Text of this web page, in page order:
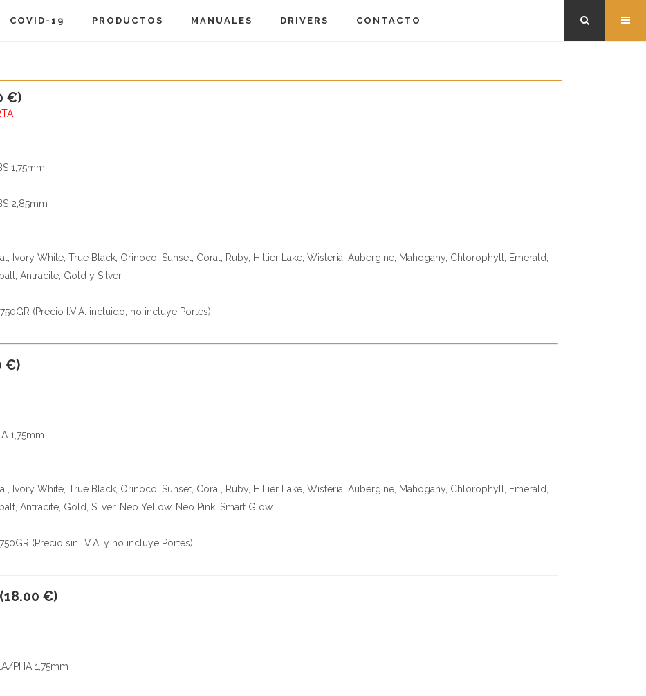
COVID-19 PRODUCTOS MANUALES DRIVERS CONTACTO
€)
1,75mm
2,85mm
Ivory White, True Black, Orinoco, Sunset, Coral, Ruby, Hillier Lake, Wisteria, Aubergine, Mahogany, Chlorophyll, Emerald,
Antracite, Gold y Silver
(Precio I.V.A. incluido, no incluye Portes)
€)
1,75mm
Ivory White, True Black, Orinoco, Sunset, Coral, Ruby, Hillier Lake, Wisteria, Aubergine, Mahogany, Chlorophyll, Emerald,
Antracite, Gold, Silver, Neo Yellow, Neo Pink, Smart Glow
(Precio sin I.V.A. y no incluye Portes)
€)
PHA 1,75mm